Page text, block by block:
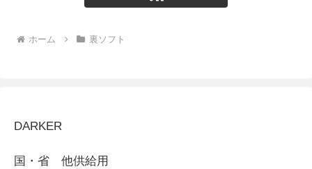
ホーム 裏ソフト
DARKER
国・省 他供給用